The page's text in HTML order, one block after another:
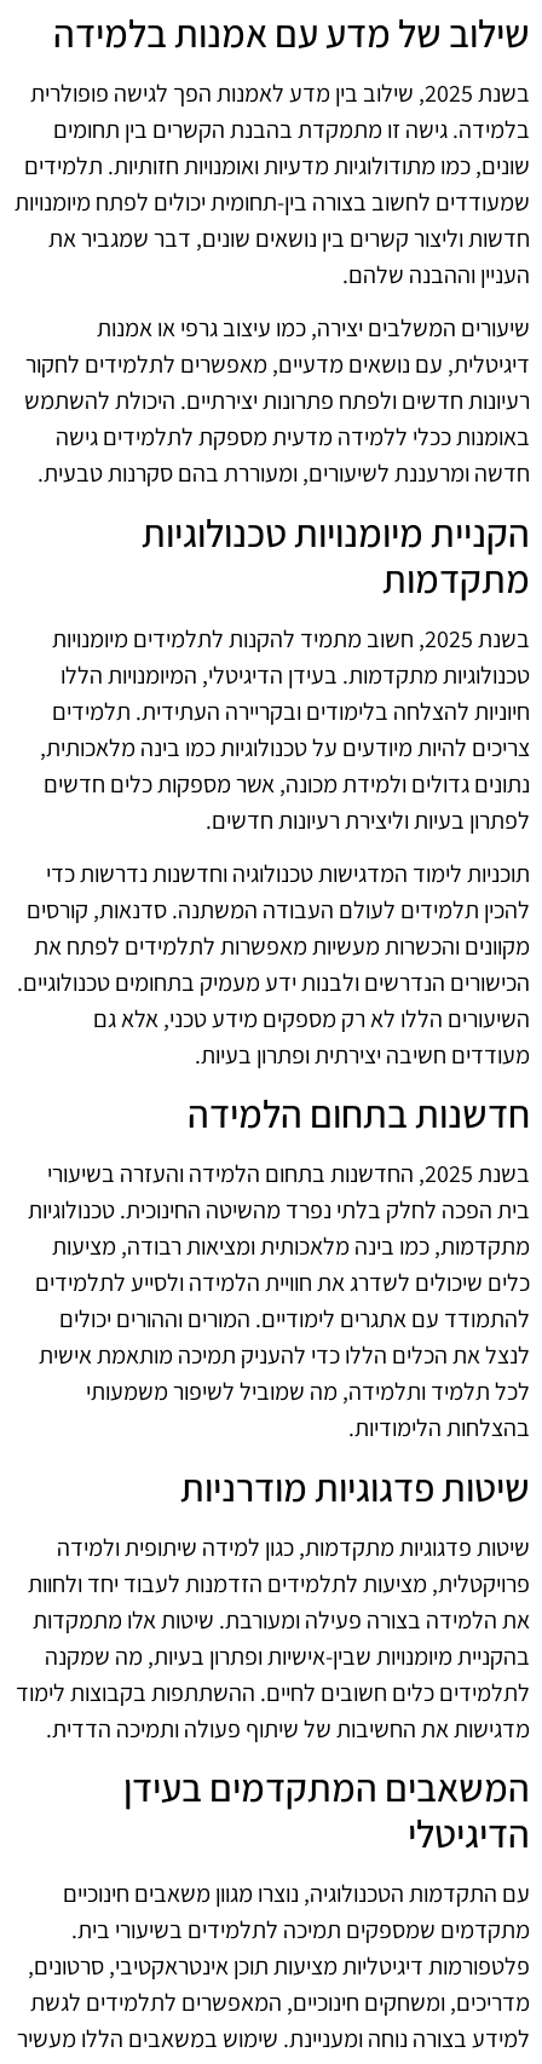
שילוב של מדע עם אמנות בלמידה
בשנת 2025, שילוב בין מדע לאמנות הפך לגישה פופולרית
בלמידה. גישה זו מתמקדת בהבנת הקשרים בין תחומים
שונים, כמו מתודולוגיות מדעיות ואומנויות חזותיות. תלמידים
שמעודדים לחשוב בצורה בין-תחומית יכולים לפתח מיומנויות
חדשות וליצור קשרים בין נושאים שונים, דבר שמגביר את
העניין וההבנה שלהם.
שיעורים המשלבים יצירה, כמו עיצוב גרפי או אמנות
דיגיטלית, עם נושאים מדעיים, מאפשרים לתלמידים לחקור
רעיונות חדשים ולפתח פתרונות יצירתיים. היכולת להשתמש
באומנות ככלי ללמידה מדעית מספקת לתלמידים גישה
חדשה ומרעננת לשיעורים, ומעוררת בהם סקרנות טבעית.
הקניית מיומנויות טכנולוגיות
מתקדמות
בשנת 2025, חשוב מתמיד להקנות לתלמידים מיומנויות
טכנולוגיות מתקדמות. בעידן הדיגיטלי, המיומנויות הללו
חיוניות להצלחה בלימודים ובקריירה העתידית. תלמידים
צריכים להיות מיודעים על טכנולוגיות כמו בינה מלאכותית,
נתונים גדולים ולמידת מכונה, אשר מספקות כלים חדשים
לפתרון בעיות וליצירת רעיונות חדשים.
תוכניות לימוד המדגישות טכנולוגיה וחדשנות נדרשות כדי
להכין תלמידים לעולם העבודה המשתנה. סדנאות, קורסים
מקוונים והכשרות מעשיות מאפשרות לתלמידים לפתח את
הכישורים הנדרשים ולבנות ידע מעמיק בתחומים טכנולוגיים.
השיעורים הללו לא רק מספקים מידע טכני, אלא גם
מעודדים חשיבה יצירתית ופתרון בעיות.
חדשנות בתחום הלמידה
בשנת 2025, החדשנות בתחום הלמידה והעזרה בשיעורי
בית הפכה לחלק בלתי נפרד מהשיטה החינוכית. טכנולוגיות
מתקדמות, כמו בינה מלאכותית ומציאות רבודה, מציעות
כלים שיכולים לשדרג את חוויית הלמידה ולסייע לתלמידים
להתמודד עם אתגרים לימודיים. המורים וההורים יכולים
לנצל את הכלים הללו כדי להעניק תמיכה מותאמת אישית
לכל תלמיד ותלמידה, מה שמוביל לשיפור משמעותי
בהצלחות הלימודיות.
שיטות פדגוגיות מודרניות
שיטות פדגוגיות מתקדמות, כגון למידה שיתופית ולמידה
פרויקטלית, מציעות לתלמידים הזדמנות לעבוד יחד ולחוות
את הלמידה בצורה פעילה ומעורבת. שיטות אלו מתמקדות
בהקניית מיומנויות שבין-אישיות ופתרון בעיות, מה שמקנה
לתלמידים כלים חשובים לחיים. ההשתתפות בקבוצות לימוד
מדגישות את החשיבות של שיתוף פעולה ותמיכה הדדית.
המשאבים המתקדמים בעידן
הדיגיטלי
עם התקדמות הטכנולוגיה, נוצרו מגוון משאבים חינוכיים
מתקדמים שמספקים תמיכה לתלמידים בשיעורי בית.
פלטפורמות דיגיטליות מציעות תוכן אינטראקטיבי, סרטונים,
מדריכים, ומשחקים חינוכיים, המאפשרים לתלמידים לגשת
למידע בצורה נוחה ומעניינת. שימוש במשאבים הללו מעשיר